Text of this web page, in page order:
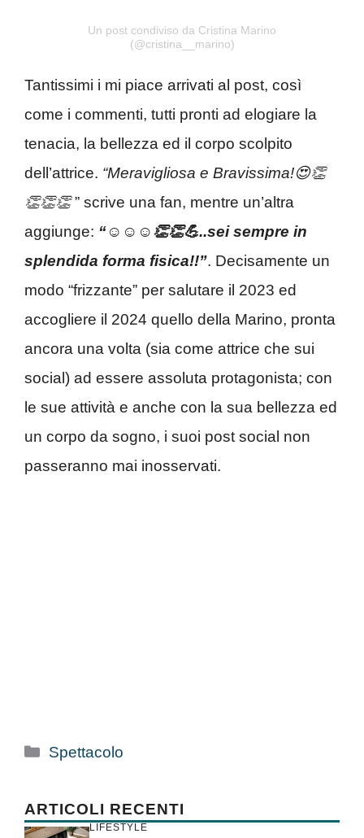
Un post condiviso da Cristina Marino
(@cristina__marino)
Tantissimi i mi piace arrivati al post, così
come i commenti, tutti pronti ad elogiare la
tenacia, la bellezza ed il corpo scolpito
dell’attrice. “Meravigliosa e Bravissima!😍👏
👏👏👏” scrive una fan, mentre un’altra
aggiunge: “☺️☺️☺️👏👏💪..sei sempre in
splendida forma fisica!!”. Decisamente un
modo “frizzante” per salutare il 2023 ed
accogliere il 2024 quello della Marino, pronta
ancora una volta (sia come attrice che sui
social) ad essere assoluta protagonista; con
le sue attività e anche con la sua bellezza ed
un corpo da sogno, i suoi post social non
passeranno mai inosservati.
Categorie
Spettacolo
ARTICOLI RECENTI
LIFESTYLE